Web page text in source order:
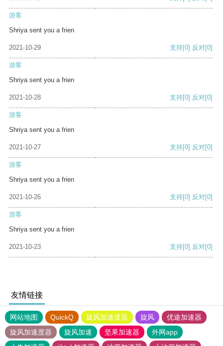
游客
Shriya sent you a frien
2021-10-29 支持[0] 反对[0]
游客
Shriya sent you a frien
2021-10-28 支持[0] 反对[0]
游客
Shriya sent you a frien
2021-10-27 支持[0] 反对[0]
游客
Shriya sent you a frien
2021-10-26 支持[0] 反对[0]
游客
Shriya sent you a frien
2021-10-23 支持[0] 反对[0]
友情链接
网站地图 QuickQ 旋风加速度器 旋风
优途加速器
旋风加速度器
旋风加速 坚果加速器
外网app